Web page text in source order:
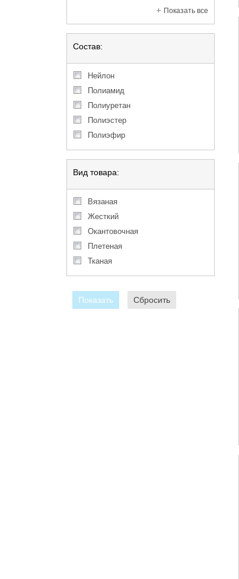
Показать все
Состав:
Нейлон
Полиамид
Полиуретан
Полиэстер
Полиэфир
Вид товара:
вязаная
жесткий
окантовочная
плетеная
тканая
Показать Сбросить